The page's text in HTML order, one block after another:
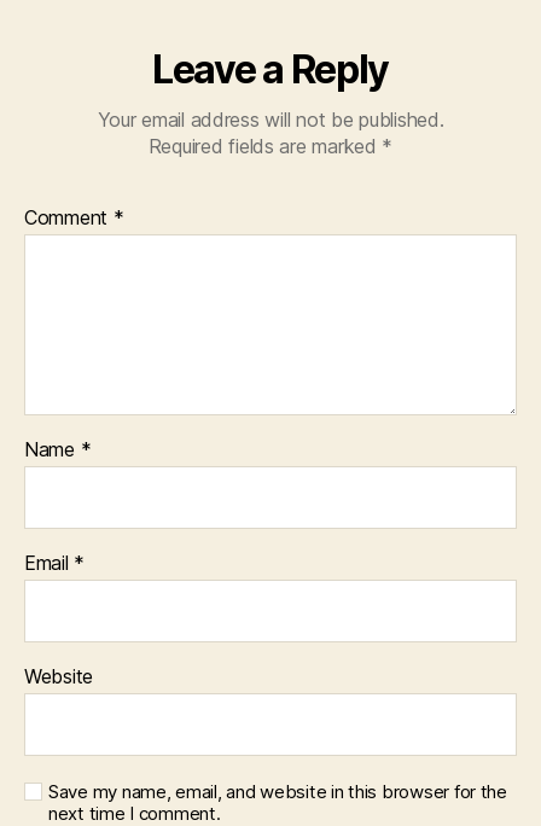
Leave a Reply
Your email address will not be published.
Required fields are marked *
Comment *
Name *
Email *
Website
Save my name, email, and website in this browser for the
next time I comment.